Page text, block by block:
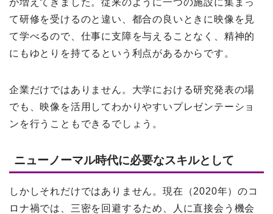
て研修を受けるのと違い、都合の良いときに映像を見
て学べるので、仕事に支障を与えることなく、精神的
にもゆとりを持てるという利点があるからです。
企業だけではありません。大学における研究発表の場
でも、映像を活用してわかりやすいプレゼンテーショ
ンを行うこともできるでしょう。
ニューノーマル時代に必要なスキルとして
しかしそれだけではありません。現在（2020年）のコ
ロナ禍では、三密を回避するため、人に直接会う機会